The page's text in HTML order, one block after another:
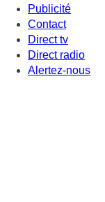
Publicité
Contact
Direct tv
Direct radio
Alertez-nous